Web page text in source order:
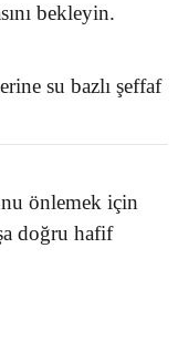
bekleyin.
su bazlı şeffaf
önlemek için
doğru hafif